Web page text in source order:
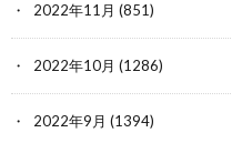
2022年11月 (851)
2022年10月 (1286)
2022年9月 (1394)